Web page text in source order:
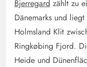
Bjerregard zählt zu
Dänemarks und
Holmsland Klit
Ringkøbing Fjord.
Heide und